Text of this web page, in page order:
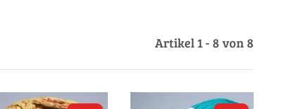
Artikel 1 - 8 von 8